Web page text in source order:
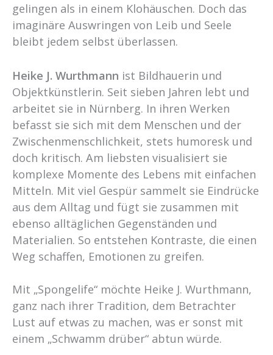
gelingen als in einem Klohäuschen. Doch das
imaginäre Auswringen von Leib und Seele
bleibt jedem selbst überlassen.
Heike J. Wurthmann ist Bildhauerin und
Objektkünstlerin. Seit sieben Jahren lebt und
arbeitet sie in Nürnberg. In ihren Werken
befasst sie sich mit dem Menschen und der
Zwischenmenschlichkeit, stets humoresk und
doch kritisch. Am liebsten visualisiert sie
komplexe Momente des Lebens mit einfachen
Mitteln. Mit viel Gespür sammelt sie Eindrücke
aus dem Alltag und fügt sie zusammen mit
ebenso alltäglichen Gegenständen und
Materialien. So entstehen Kontraste, die einen
Weg schaffen, Emotionen zu greifen.
Mit „Spongelife“ möchte Heike J. Wurthmann,
ganz nach ihrer Tradition, dem Betrachter
Lust auf etwas zu machen, was er sonst mit
einem „Schwamm drüber“ abtun würde.